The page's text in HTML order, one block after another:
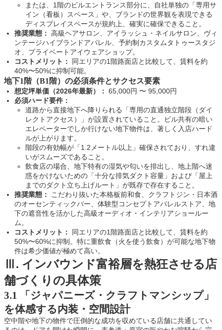
または、1階のビルエントランス部分に、自社単独の「専用サ
イン（看板）スペース」や、ブランドの世界観を表現できる
ディスプレイスペースが規約上、確実に確保できること。
推奨業態： 高級ヘアサロン、アイラッシュ・ネイルサロン、ヴィ
ンテージハイブランドアパレル、予約制カスタムタトゥースタジ
オ、プライベートアイウェアショップ。
コストメリット：
同エリアの1階路面店と比較して、賃料を約
40%〜50%に抑制可能。
地下1階（B1階）の必須条件とサクセス要素
想定坪単価（2026年最新）： 65,000円 〜 95,000円
必須ハード要件：
道路から直接地下へ降りられる「専用の直通独立階段（ダイ
レクトアクセス）」が設置されていること。ビル共有の暗い
エレベーターでしか行けない地下物件は、著しく入店ハード
ルが上がります。
階段の有効幅が「1.2メートル以上」確保されており、すれ違
いがスムーズであること。
飲食店の場合、地下特有の湿気や匂いを排出し、地上階へ迷
惑をかけないための「十分な排気ダクト容量」および「屋上
までのダクト立ち上げルート」が既存で存在すること。
推奨業態：
こだわり抜いた本格板前和食、クラフトジン・日本酒
のオーセンティックバー、体験型コンセプトアパレルストア、地
下の遮音性を活かした高級オーディオ・インテリアショールー
ム。
コストメリット：
同エリアの1階路面店と比較して、賃料を約
50%〜60%に抑制。特に重飲食（火を使う飲食）が可能な地下物
件は希少価値が極めて高い。
Ⅲ. インバウンド富裕層を熱狂させる店
舗づくりの具体策
3.1 「ジャパニーズ・クラフトマンシップ」
を体感する内装・空間設計
空中階や地下の物件で圧倒的な成功を収めている店舗に共通してい